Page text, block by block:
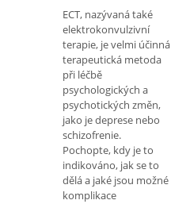
ECT, nazývaná také
elektrokonvulzivní
terapie, je velmi účinná
terapeutická metoda
při léčbě
psychologických a
psychotických změn,
jako je deprese nebo
schizofrenie.
Pochopte, kdy je to
indikováno, jak se to
dělá a jaké jsou možné
komplikace